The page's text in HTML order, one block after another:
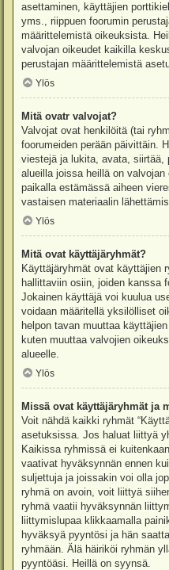
asettaminen, käyttäjien
yms., riippuen foorumin
määrittelemistä oikeuksista.
valvojan oikeudet kaikilla
perustajan määrittelemistä
Ylös
Mitä ovatr valvojat?
Valvojat ovat henkilöitä (tai
foorumeiden perään päivittäin.
viestejä ja lukita, avata, siirtää,
alueilla joissa heillä on
paikalla estämässä aiheen
vastaisen materiaalin
Ylös
Mitä ovat käyttäjäryhmät?
Käyttäjäryhmät ovat käyttäjien
hallittaviin osiin, joiden kanssa
Jokainen käyttäjä voi kuulua
voidaan määritellä yksilölliset
helpon tavan muuttaa
kuten muuttaa valvojien
alueelle.
Ylös
Missä ovat käyttäjäryhmät ja
Voit nähdä kaikki ryhmät
asetuksissa. Jos haluat liittyä
Kaikissa ryhmissä ei
vaativat hyväksynnän ennen
suljettuja ja joissakin voi olla
ryhmä on avoin, voit liittyä
ryhmä vaatii hyväksynnän
liittymislupaa klikkaamalla
hyväksyä pyyntösi ja hän
ryhmään. Älä häiriköi ryhmän
pyyntöäsi. Heillä on syynsä.